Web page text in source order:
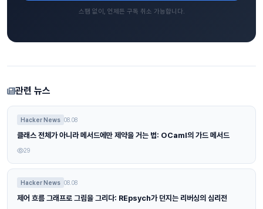
스팸 없이, 언제든 구독 취소 가능합니다.
관련 뉴스
Hacker News 08.08
클래스 전체가 아니라 메서드에만 제약을 거는 법: OCaml의 가드 메서드
29
Hacker News 08.08
제어 흐름 그래프로 그림을 그리다: REpsych가 던지는 리버싱의 심리전